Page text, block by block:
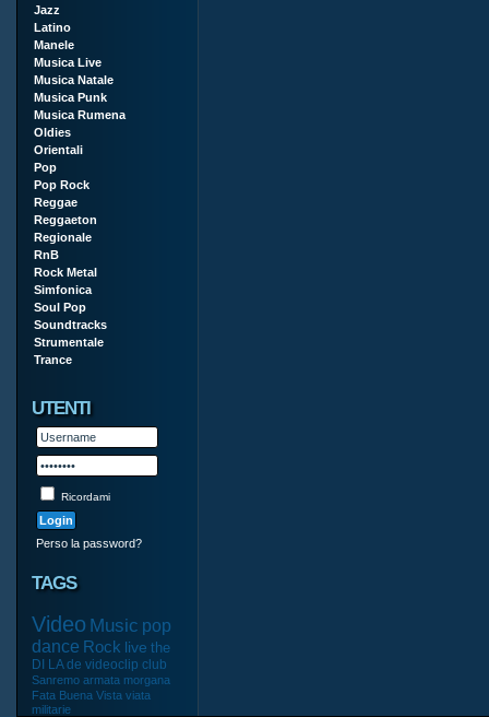
Jazz
Latino
Manele
Musica Live
Musica Natale
Musica Punk
Musica Rumena
Oldies
Orientali
Pop
Pop Rock
Reggae
Reggaeton
Regionale
RnB
Rock Metal
Simfonica
Soul Pop
Soundtracks
Strumentale
Trance
UTENTI
Ricordami
Perso la password?
TAGS
Video Music pop
dance Rock live the
DI LA de videoclip club
Sanremo armata morgana
Fata Buena Vista viata
militarie